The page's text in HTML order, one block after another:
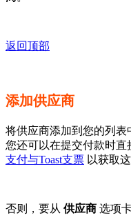
返回顶部
添加供应商
将供应商添加到您的列表
您还可以在提交付款时
支付与Toast支票 以获取
否则，要从 供应商 选项